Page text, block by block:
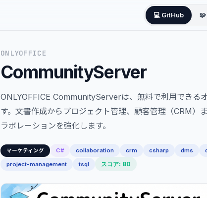
💻 GitHub
ONLYOFFICE
CommunityServer
ONLYOFFICE CommunityServerは、無料で利用できる
す。文書作成からプロジェクト管理、顧客管理（CRM）
ラボレーションを強化します。
マーケティング C# collaboration crm csharp dms
project-management
tsql スコア: 80